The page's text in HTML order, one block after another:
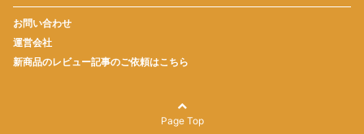
お問い合わせ
運営会社
新商品のレビュー記事のご依頼はこちら
Page Top